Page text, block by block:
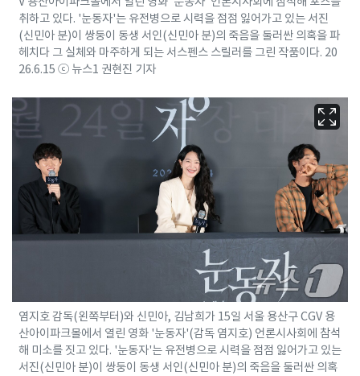
취하고 있다. '눈동자'는 유전병으로 시력을 점점 잃어가고 있는 서진
(신민아 분)이 쌍둥이 동생 서인(신민아 분)의 죽음을 둘러싼 의혹을 파
헤치다 그 실체와 마주하게 되는 서스펜스 스릴러를 그린 작품이다. 20
26.6.15 ⓒ 뉴스1 권현진 기자
염지호 감독(왼쪽부터)와 신민아, 김남희가 15일 서울 용산구 CGV 용
산아이파크몰에서 열린 영화 '눈동자'(감독 염지호) 언론시사회에 참석
해 미소를 짓고 있다. '눈동자'는 유전병으로 시력을 점점 잃어가고 있는
서진(신민아 분)이 쌍둥이 동생 서인(신민아 분)의 죽음을 둘러싼 의혹